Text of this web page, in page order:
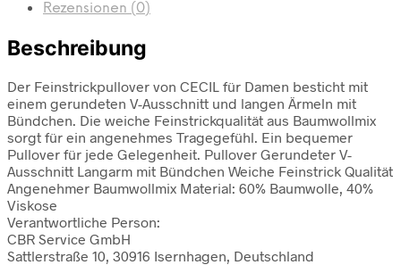
Rezensionen (0)
Beschreibung
Der Feinstrickpullover von CECIL für Damen besticht mit
einem gerundeten V-Ausschnitt und langen Ärmeln mit
Bündchen. Die weiche Feinstrickqualität aus Baumwollmix
sorgt für ein angenehmes Tragegefühl. Ein bequemer
Pullover für jede Gelegenheit. Pullover Gerundeter V-
Ausschnitt Langarm mit Bündchen Weiche Feinstrick Qualität
Angenehmer Baumwollmix Material: 60% Baumwolle, 40%
Viskose
Verantwortliche Person:
CBR Service GmbH
Sattlerstraße 10, 30916 Isernhagen, Deutschland